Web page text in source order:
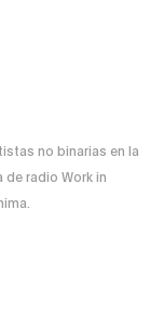
no binarias en la
radio Work in